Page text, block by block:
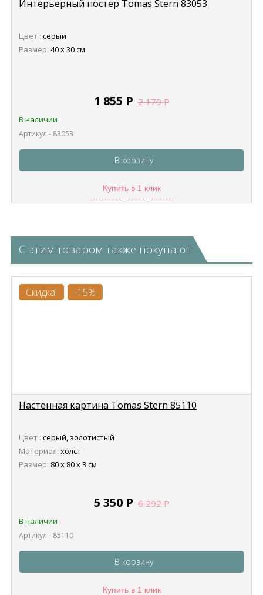
Интерьерный постер Tomas Stern 83053
Цвет : серый
Размер: 40 х 30 см
1 855 Р 2 179Р
В наличии
Артикул - 83053
В корзину
Купить в 1 клик
С этим товаром также покупают
Скидка! -15%
Настенная картина Tomas Stern 85110
Цвет : серый, золотистый
Материал: холст
Размер: 80 x 80 x 3 см
5 350 Р 6 292Р
В наличии
Артикул - 85110
В корзину
Купить в 1 клик